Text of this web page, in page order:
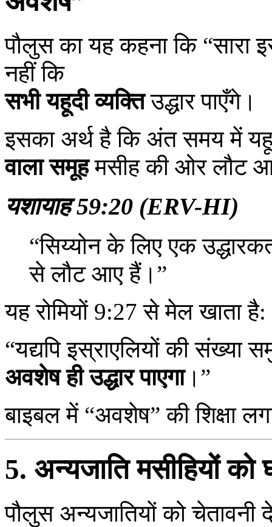
पौलुस का यह कहना कि “सारा
नहीं कि
सभी यहूदी व्यक्तिउद्धार पाएँगे।
इसका अर्थ है कि अंत समय में
वाला समूहमसीह की ओर लौट
यशायाह 59:20 (ERV-HI)
“सिय्योन के लिए एक
से लौट आए हैं।”
यह रोमियों 9:27 से मेल खाता है:
“यद्यपि इस्राएलियों की संख्या
अवशेष ही उद्धार पाएगा।”
बाइबल में “अवशेष” की शिक्षा
5. अन्यजाति मसीहियों को
पौलुस अन्यजातियों को